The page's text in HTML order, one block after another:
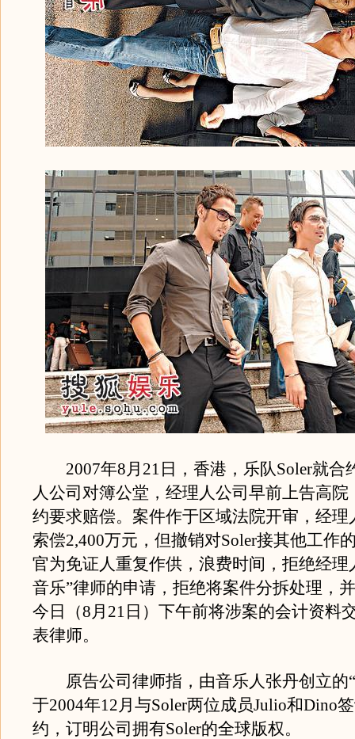
2007年8月21日，香港，乐队Soler就合
人公司对簿公堂，经理人公司早前上告高院
约要求赔偿。案件作于区域法院开审，经理
索偿2,400万元，但撤销对Soler接其他工作
官为免证人重复作供，浪费时间，拒绝经理
音乐”律师的申请，拒绝将案件分拆处理，
今日（8月21日）下午前将涉案的会计资料
表律师。
原告公司律师指，由音乐人张丹创立的“
于2004年12月与Soler两位成员Julio和Dino
约，订明公司拥有Soler的全球版权。